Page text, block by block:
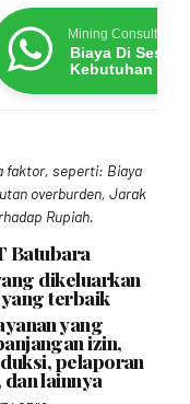
Mining Consultants
Biaya Di
Kebutuhan
faktor, seperti: Biaya
overburden, Jarak
Rupiah.
Batubara
dikeluarkan
terbaik
yang
izin,
pelaporan
lainnya